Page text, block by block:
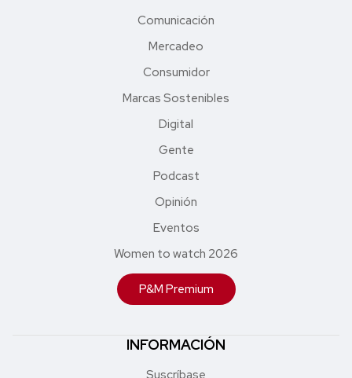
Comunicación
Mercadeo
Consumidor
Marcas Sostenibles
Digital
Gente
Podcast
Opinión
Eventos
Women to watch 2026
P&M Premium
INFORMACIÓN
Suscríbase